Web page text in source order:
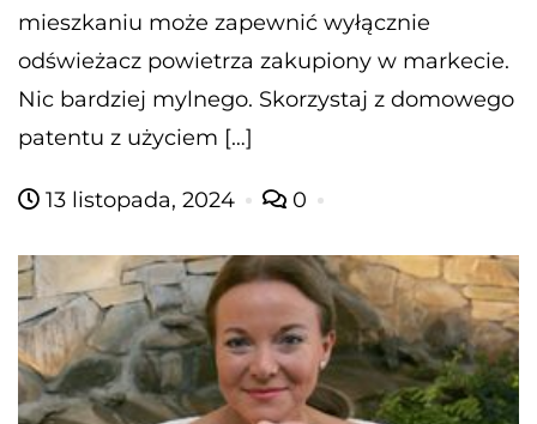
mieszkaniu może zapewnić wyłącznie
odświeżacz powietrza zakupiony w markecie.
Nic bardziej mylnego. Skorzystaj z domowego
patentu z użyciem […]
13 listopada, 2024 0